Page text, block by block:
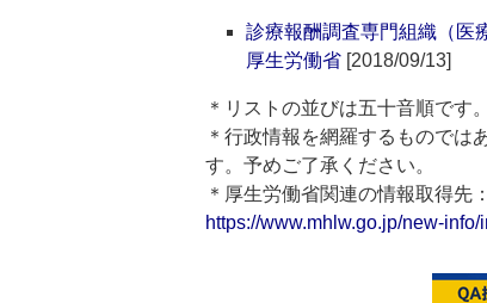
診療報酬調査専門組織（医
厚生労働省 [2018/09/13]
＊リストの並びは五十音順です。
＊行政情報を網羅するものでは
す。予めご了承ください。
＊厚生労働省関連の情報取得
https://www.mhlw.go.jp/new-info/